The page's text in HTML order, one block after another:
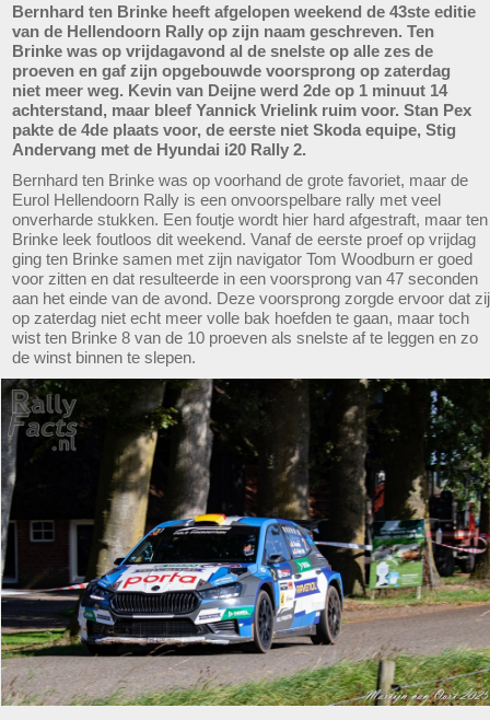
Bernhard ten Brinke heeft afgelopen weekend de 43ste editie
van de Hellendoorn Rally op zijn naam geschreven. Ten
Brinke was op vrijdagavond al de snelste op alle zes de
proeven en gaf zijn opgebouwde voorsprong op zaterdag
niet meer weg. Kevin van Deijne werd 2de op 1 minuut 14
achterstand, maar bleef Yannick Vrielink ruim voor. Stan Pex
pakte de 4de plaats voor, de eerste niet Skoda equipe, Stig
Andervang met de Hyundai i20 Rally 2.
Bernhard ten Brinke was op voorhand de grote favoriet, maar de
Eurol Hellendoorn Rally is een onvoorspelbare rally met veel
onverharde stukken. Een foutje wordt hier hard afgestraft, maar ten
Brinke leek foutloos dit weekend. Vanaf de eerste proef op vrijdag
ging ten Brinke samen met zijn navigator Tom Woodburn er goed
voor zitten en dat resulteerde in een voorsprong van 47 seconden
aan het einde van de avond. Deze voorsprong zorgde ervoor dat zij
op zaterdag niet echt meer volle bak hoefden te gaan, maar toch
wist ten Brinke 8 van de 10 proeven als snelste af te leggen en zo
de winst binnen te slepen.